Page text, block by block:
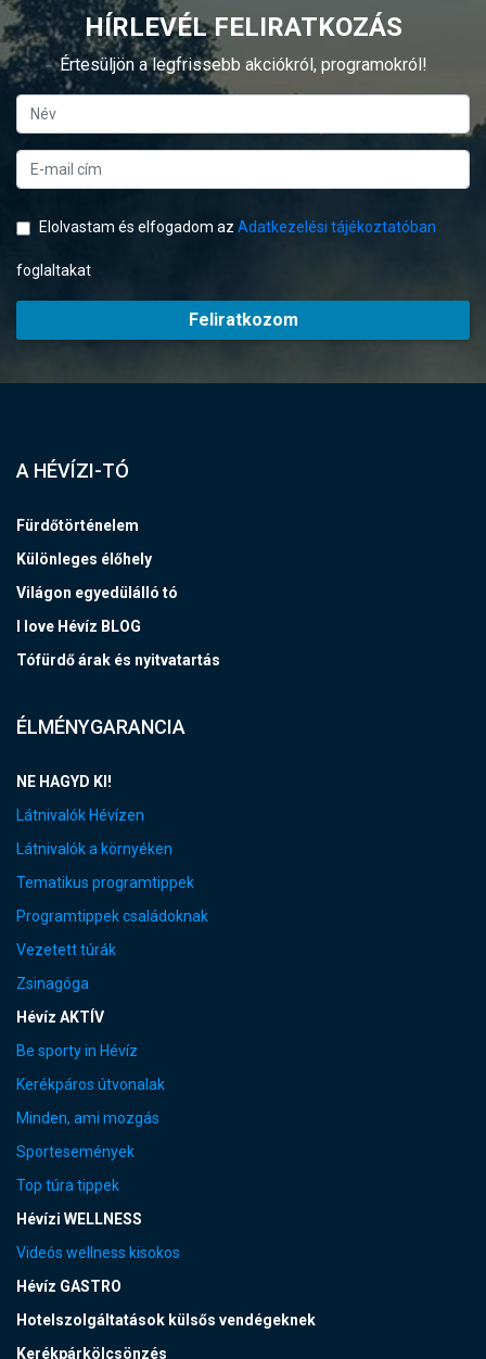
HÍRLEVÉL FELIRATKOZÁS
Értesüljön a legfrissebb akciókról, programokról!
Elolvastam és elfogadom az Adatkezelési tájékoztatóban
foglaltakat
Feliratkozom
A HÉVÍZI-TÓ
Fürdőtörténelem
Különleges élőhely
Világon egyedülálló tó
I love Hévíz BLOG
Tófürdő árak és nyitvatartás
ÉLMÉNYGARANCIA
NE HAGYD KI!
Látnivalók Hévízen
Látnivalók a környéken
Tematikus programtippek
Programtippek családoknak
Vezetett túrák
Zsinagóga
Hévíz AKTÍV
Be sporty in Hévíz
Kerékpáros útvonalak
Minden, ami mozgás
Sportesemények
Top túra tippek
Hévízi WELLNESS
Videós wellness kisokos
Hévíz GASTRO
Hotelszolgáltatások külsős vendégeknek
Kerékpárkölcsönzés